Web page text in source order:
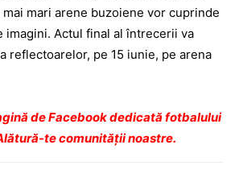
mari arene buzoiene vor cuprinde
imagini. Actul final al întrecerii va
reflectoarelor, pe 15 iunie, pe arena
de Facebook dedicată fotbalului
te comunității noastre.